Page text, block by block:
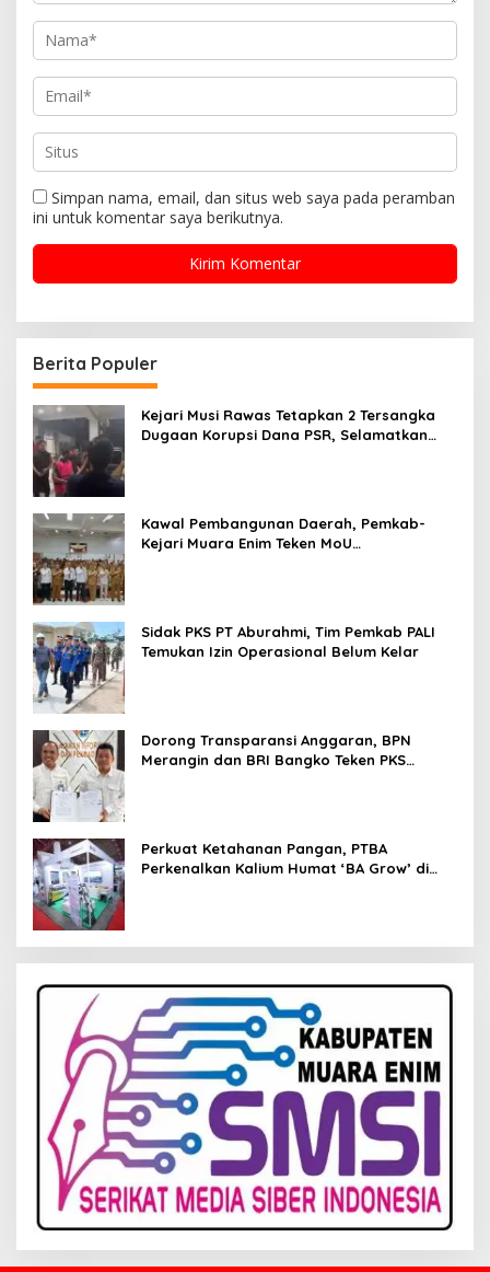
Simpan nama, email, dan situs web saya pada peramban
ini untuk komentar saya berikutnya.
Berita Populer
Kejari Musi Rawas Tetapkan 2 Tersangka
Dugaan Korupsi Dana PSR, Selamatkan
Kawal Pembangunan Daerah, Pemkab-
Kejari Muara Enim Teken MoU
Sidak PKS PT Aburahmi, Tim Pemkab PALI
Temukan Izin Operasional Belum Kelar
Dorong Transparansi Anggaran, BPN
Merangin dan BRI Bangko Teken PKS
Perkuat Ketahanan Pangan, PTBA
Perkenalkan Kalium Humat ‘BA Grow’ di